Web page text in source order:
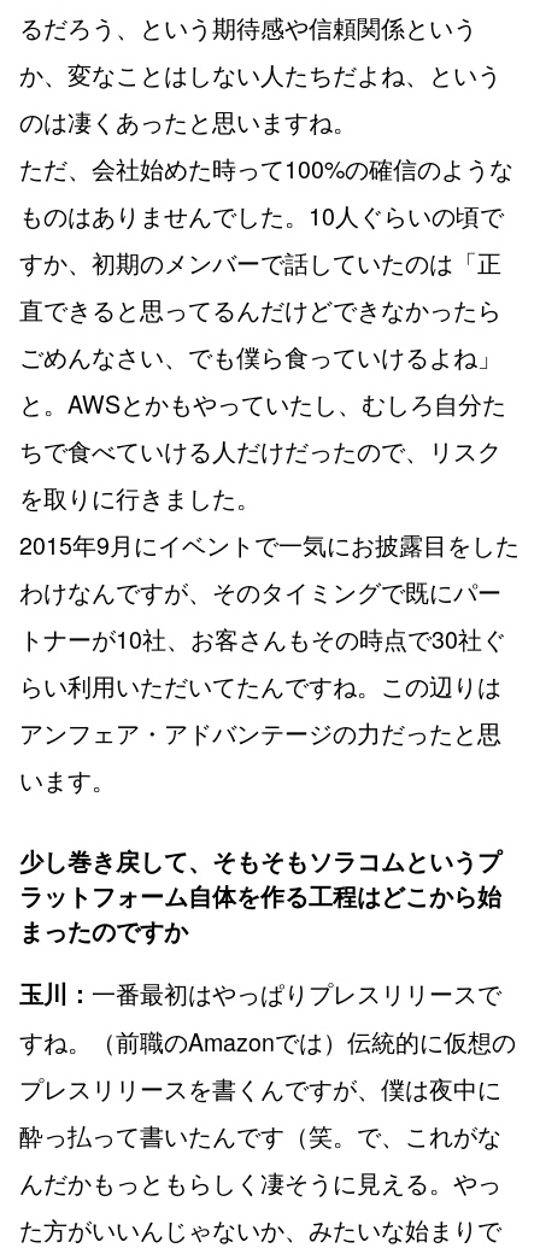
るだろう、という期待感や信頼関係という
か、変なことはしない人たちだよね、という
のは凄くあったと思いますね。
ただ、会社始めた時って100%の確信のような
ものはありませんでした。10人ぐらいの頃で
すか、初期のメンバーで話していたのは「正
直できると思ってるんだけどできなかったら
ごめんなさい、でも僕ら食っていけるよね」
と。AWSとかもやっていたし、むしろ自分た
ちで食べていける人だけだったので、リスク
を取りに行きました。
2015年9月にイベントで一気にお披露目をした
わけなんですが、そのタイミングで既にパー
トナーが10社、お客さんもその時点で30社ぐ
らい利用いただいてたんですね。この辺りは
アンフェア・アドバンテージの力だったと思
います。
少し巻き戻して、そもそもソラコムというプ
ラットフォーム自体を作る工程はどこから始
まったのですか
玉川： 一番最初はやっぱりプレスリリースで
すね。（前職のAmazonでは）伝統的に仮想の
プレスリリースを書くんですが、僕は夜中に
酔っ払って書いたんです（笑。で、これがな
んだかもっともらしく凄そうに見える。やっ
た方がいいんじゃないか、みたいな始まりで